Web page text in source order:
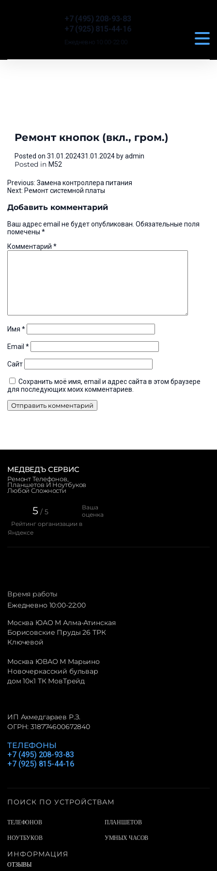
+7 (495) 208-93-83
+7 (925) 815-44-16
Ежедневно 10:00-22:00
Ремонт кнопок (вкл., гром.)
Posted on 31.01.202431.01.2024 byadmin
Posted in M52
Навигация
по
записям
Previous: Замена контроллера питания
Next: Ремонт системной платы
Добавить комментарий
Ваш адрес email не будет опубликован. Обязательные поля
помечены *
Комментарий *
Имя *
Email *
Сайт
Сохранить моё имя, email и адрес сайта в этом браузере
для последующих моих комментариев.
МЕДВЕДЪ СЕРВИС
Ремонт Телефонов,
Планшетов И Ноутбуков
Любой Сложности
5 / 5
Ваша
оценка
Рейтинг организации в
Яндексе
Время работы
Ежедневно 10:00-22:00
Москва ЮАО М Алма-Атинская
Борисовские Пруды 26 ТРК
Ключевой
Москва ЮВАО М Марьино
Новочеркасский бульвар
дом 10к1 ТК МовТрейд
ИП Ахмедгараев Р.З.
ОГРН: 318774600672840
ТЕЛЕФОНЫ
+7 (495) 208-93-83
+7 (925) 815-44-16
ПОИСК ПО УСТРОЙСТВАМ
ТЕЛЕФОНОВ ПЛАНШЕТОВ
НОУТБУКОВ УМНЫХ ЧАСОВ
ИНФОРМАЦИЯ
ОТЗЫВЫ